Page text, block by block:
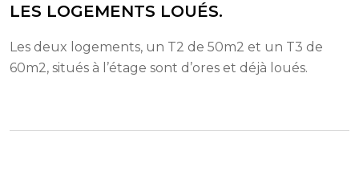
LES LOGEMENTS LOUÉS.
Les deux logements, un T2 de 50m2 et un T3 de
60m2, situés à l’étage sont d’ores et déjà loués.